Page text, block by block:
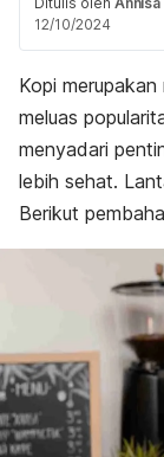
12/10/2024
Kopi
meluas
menyadari
lebih sehat.
Berikut